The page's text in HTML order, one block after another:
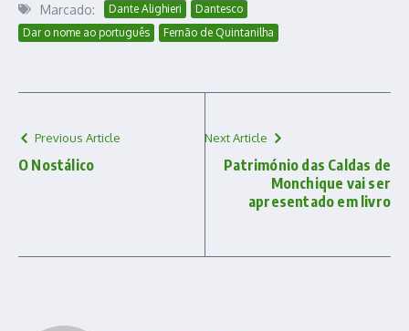
Marcado: Dante Alighieri
Dantesco
Dar o nome ao português
Fernão de Quintanilha
Previous Article
O Nostálico
Next Article
Património das Caldas de
Monchique vai ser
apresentado em livro